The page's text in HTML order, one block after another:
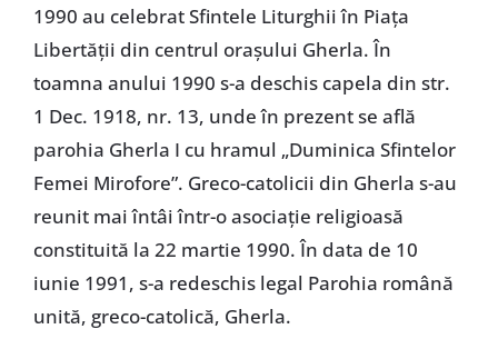
1990 au celebrat Sfintele Liturghii în Piața
Libertății din centrul orașului Gherla. În
toamna anului 1990 s-a deschis capela din str.
1 Dec. 1918, nr. 13, unde în prezent se află
parohia Gherla I cu hramul „Duminica Sfintelor
Femei Mirofore”. Greco-catolicii din Gherla s-au
reunit mai întâi într-o asociație religioasă
constituită la 22 martie 1990. În data de 10
iunie 1991, s-a redeschis legal Parohia română
unită, greco-catolică, Gherla.